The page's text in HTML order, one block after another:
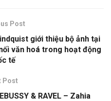
Post
giới thiệu bộ ảnh tại
văn hoá trong hoạt động
tế
Post
& RAVEL – Zahia